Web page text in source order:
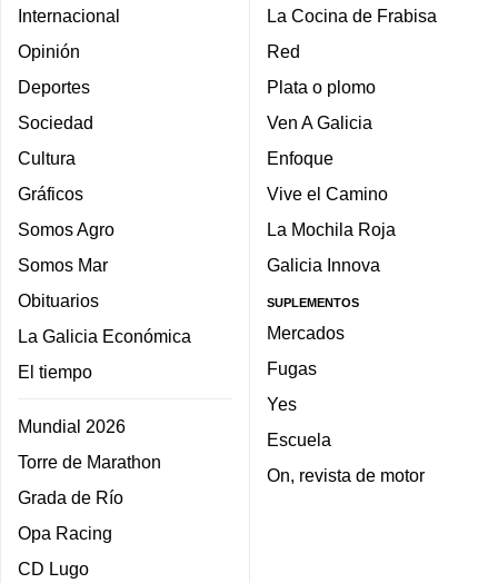
Internacional
Opinión
Deportes
Sociedad
Cultura
Gráficos
Somos Agro
Somos Mar
Obituarios
La Galicia Económica
El tiempo
Mundial 2026
Torre de Marathon
Grada de Río
Opa Racing
CD Lugo
La Cocina de Frabisa
Red
Plata o plomo
Ven A Galicia
Enfoque
Vive el Camino
La Mochila Roja
Galicia Innova
SUPLEMENTOS
Mercados
Fugas
Yes
Escuela
On, revista de motor